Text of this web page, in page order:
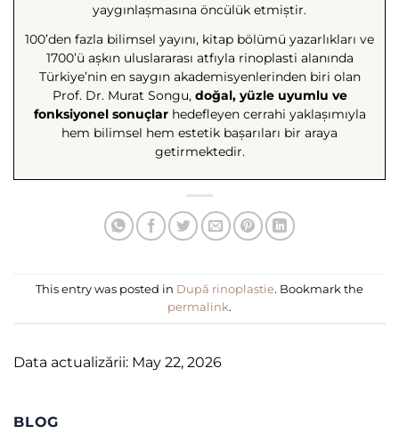
yaygınlaşmasına öncülük etmiştir.
100’den fazla bilimsel yayını, kitap bölümü yazarlıkları ve
1700’ü aşkın uluslararası atfıyla rinoplasti alanında
Türkiye’nin en saygın akademisyenlerinden biri olan
Prof. Dr. Murat Songu, doğal, yüzle uyumlu ve
fonksiyonel sonuçlarhedefleyen cerrahi yaklaşımıyla
hem bilimsel hem estetik başarıları bir araya
getirmektedir.
This entry was posted in După rinoplastie. Bookmark the
permalink.
Data actualizării: May 22, 2026
BLOG